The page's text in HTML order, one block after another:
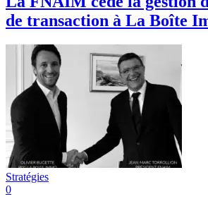
de transaction à La Boîte
Stratégies
0